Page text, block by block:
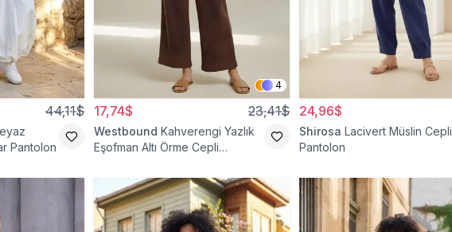
44,11$
Pantolon
4
17,74$ 23,41$
Westbound Kahverengi Yazlık
Eşofman Altı Örme Cepli
24,96$
Shirosa Lacivert Müslin Cepli
Pantolon